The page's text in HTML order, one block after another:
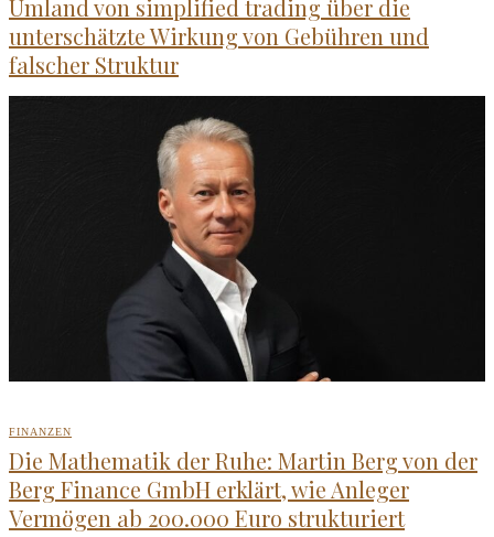
Umland von simplified trading über die
unterschätzte Wirkung von Gebühren und
falscher Struktur
FINANZEN
Die Mathematik der Ruhe: Martin Berg von der
Berg Finance GmbH erklärt, wie Anleger
Vermögen ab 200.000 Euro strukturiert